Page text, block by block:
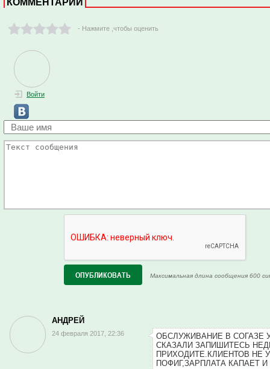
КОММЕНТАРИИ
- Нажмите ,чтобы оценить
Войти
Максимальная длина сообщения 600
АНДРЕЙ
24 февраля 2017, 22:36
ОБСЛУЖИВАНИЕ В СОГАЗЕ
СКАЗАЛИ ЗАПИШИТЕСЬ
ПРИХОДИТЕ.КЛИЕНТОВ НЕ
ПОФИГ,ЗАРПЛАТА КАПАЕТ